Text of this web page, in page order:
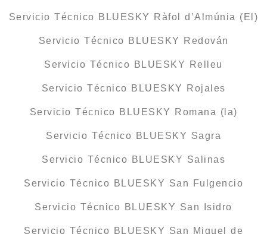
Servicio Técnico BLUESKY Ràfol d’Almúnia (El)
Servicio Técnico BLUESKY Redován
Servicio Técnico BLUESKY Relleu
Servicio Técnico BLUESKY Rojales
Servicio Técnico BLUESKY Romana (la)
Servicio Técnico BLUESKY Sagra
Servicio Técnico BLUESKY Salinas
Servicio Técnico BLUESKY San Fulgencio
Servicio Técnico BLUESKY San Isidro
Servicio Técnico BLUESKY San Miguel de